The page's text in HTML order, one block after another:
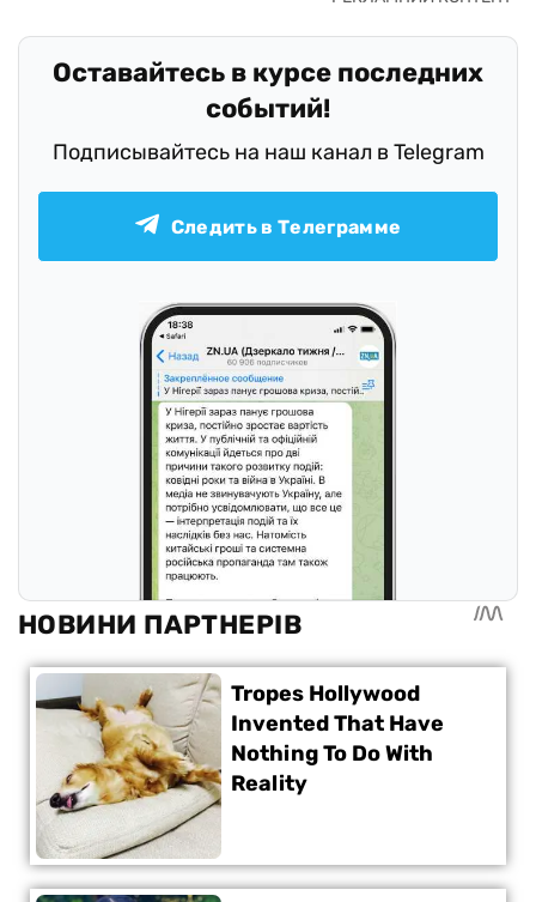
Оставайтесь в курсе последних
событий!
Подписывайтесь на наш канал в Telegram
Следить в Телеграмме